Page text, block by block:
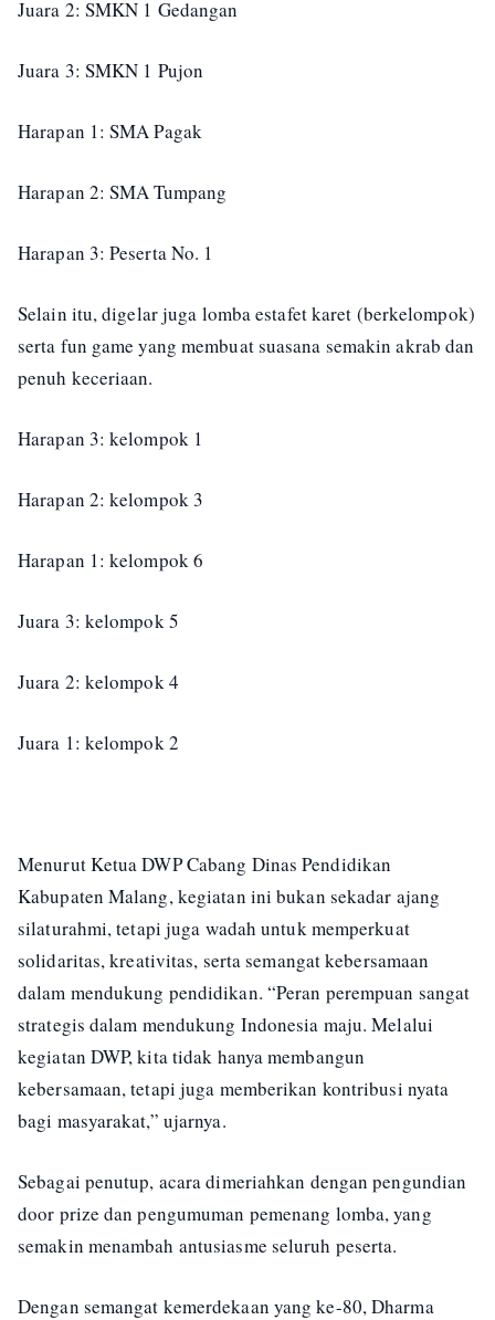
Juara 2: SMKN 1 Gedangan
Juara 3: SMKN 1 Pujon
Harapan 1: SMA Pagak
Harapan 2: SMA Tumpang
Harapan 3: Peserta No. 1
Selain itu, digelar juga lomba estafet karet (berkelompok)
serta fun game yang membuat suasana semakin akrab dan
penuh keceriaan.
Harapan 3: kelompok 1
Harapan 2: kelompok 3
Harapan 1: kelompok 6
Juara 3: kelompok 5
Juara 2: kelompok 4
Juara 1: kelompok 2
Menurut Ketua DWP Cabang Dinas Pendidikan
Kabupaten Malang, kegiatan ini bukan sekadar ajang
silaturahmi, tetapi juga wadah untuk memperkuat
solidaritas, kreativitas, serta semangat kebersamaan
dalam mendukung pendidikan. “Peran perempuan sangat
strategis dalam mendukung Indonesia maju. Melalui
kegiatan DWP, kita tidak hanya membangun
kebersamaan, tetapi juga memberikan kontribusi nyata
bagi masyarakat,” ujarnya.
Sebagai penutup, acara dimeriahkan dengan pengundian
door prize dan pengumuman pemenang lomba, yang
semakin menambah antusiasme seluruh peserta.
Dengan semangat kemerdekaan yang ke-80, Dharma